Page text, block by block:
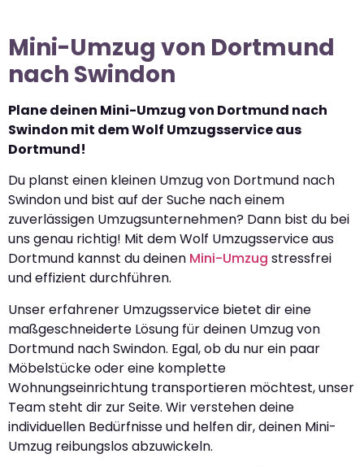
Mini-Umzug von Dortmund
nach Swindon
Plane deinen Mini-Umzug von Dortmund nach
Swindon mit dem Wolf Umzugsservice aus
Dortmund!
Du planst einen kleinen Umzug von Dortmund nach
Swindon und bist auf der Suche nach einem
zuverlässigen Umzugsunternehmen? Dann bist du bei
uns genau richtig! Mit dem Wolf Umzugsservice aus
Dortmund kannst du deinen Mini-Umzug stressfrei
und effizient durchführen.
Unser erfahrener Umzugsservice bietet dir eine
maßgeschneiderte Lösung für deinen Umzug von
Dortmund nach Swindon. Egal, ob du nur ein paar
Möbelstücke oder eine komplette
Wohnungseinrichtung transportieren möchtest, unser
Team steht dir zur Seite. Wir verstehen deine
individuellen Bedürfnisse und helfen dir, deinen Mini-
Umzug reibungslos abzuwickeln.